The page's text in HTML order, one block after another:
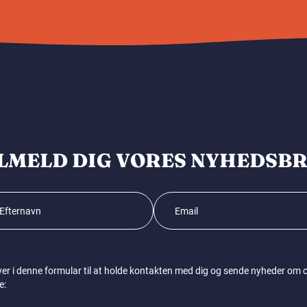
DIG VORES
i denne formular til at holde kontakten med dig og sende nyheder